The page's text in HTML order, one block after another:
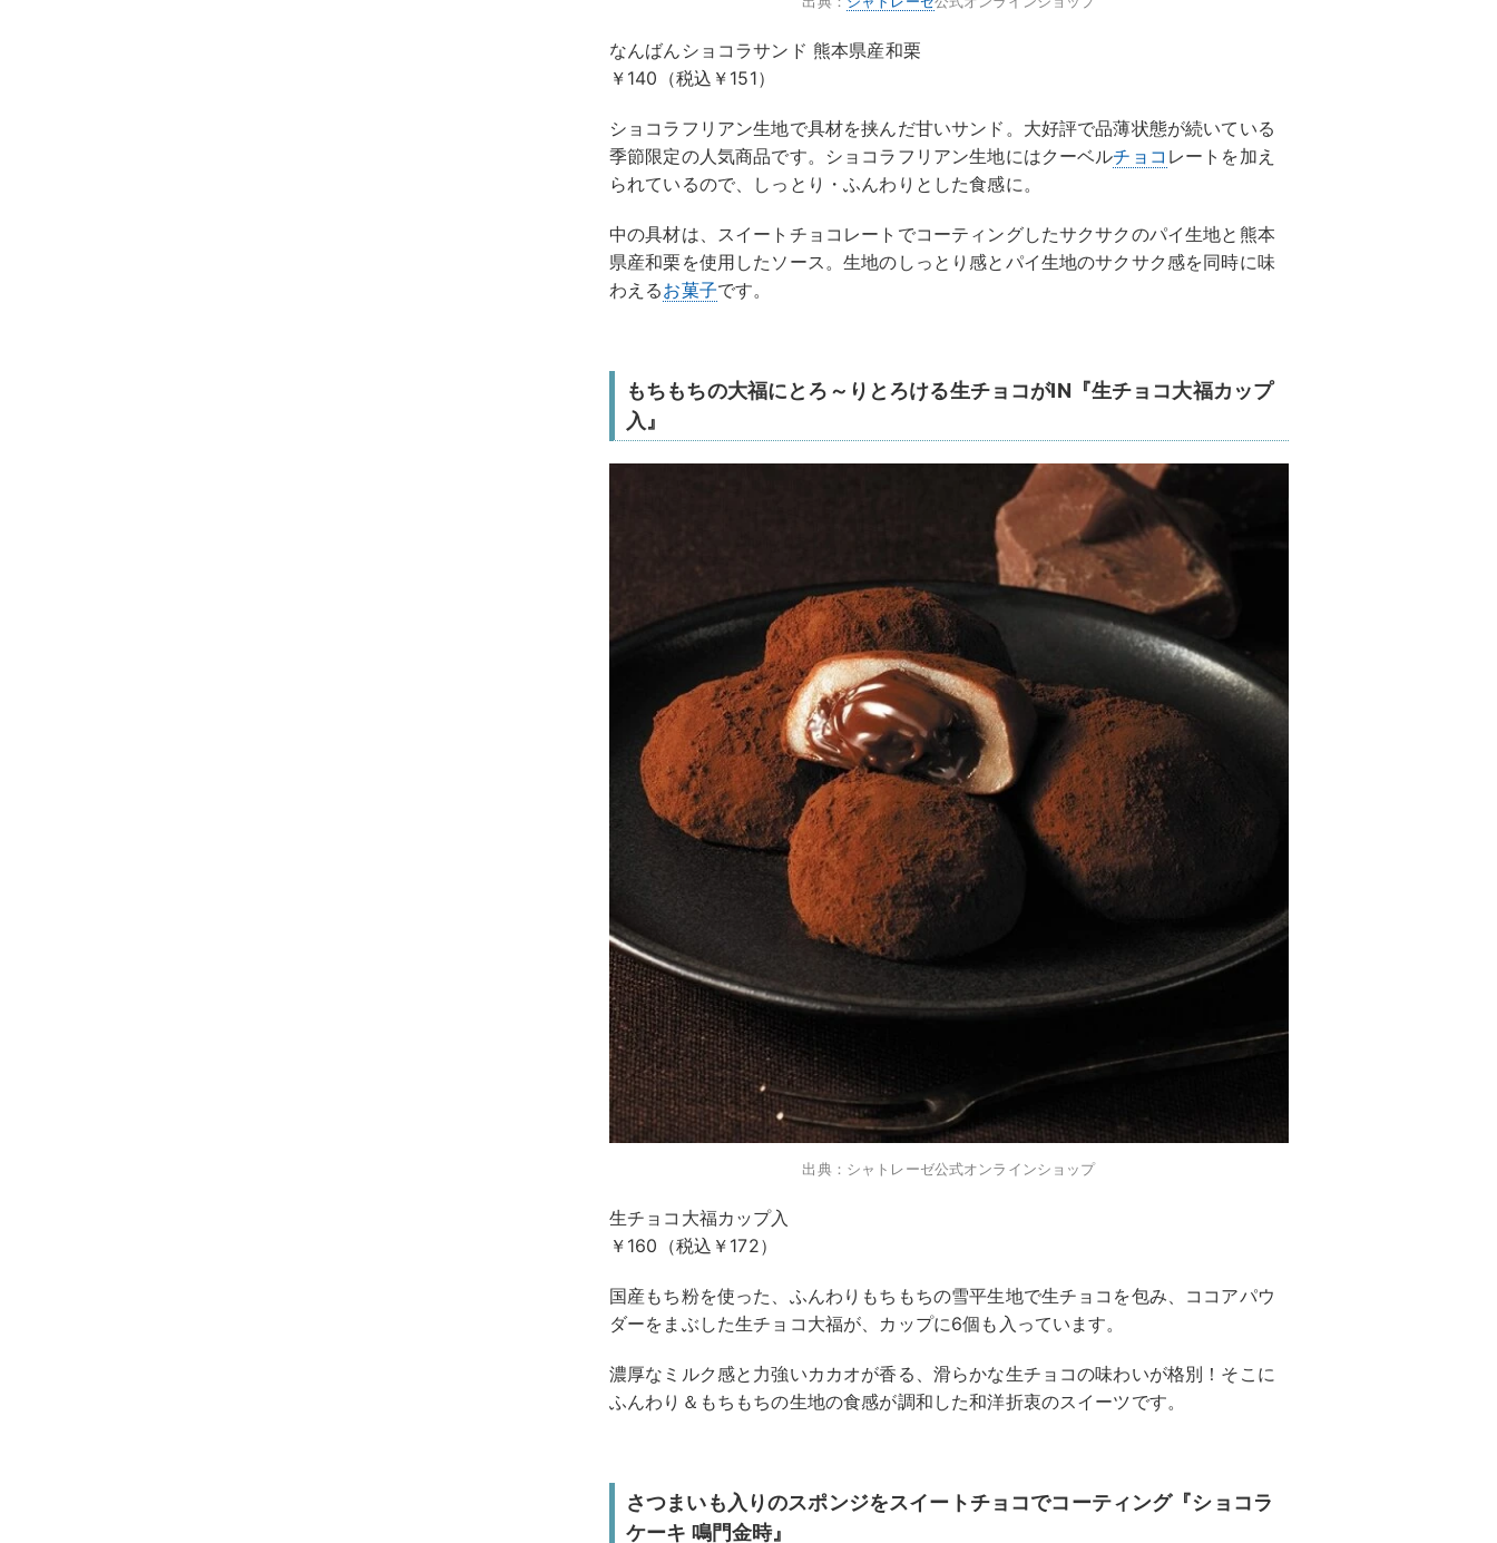
なんばんショコラサンド 熊本県産和栗
￥140（税込￥151）
ショコラフリアン生地で具材を挟んだ甘いサンド。大好評で品薄状態が続いている
季節限定の人気商品です。ショコラフリアン生地にはクーベルチョコ レートを加え
られているので、しっとり・ふんわりとした食感に。
中の具材は、スイートチョコレートでコーティングしたサクサクのパイ生地と熊本
県産和栗を使用したソース。生地のしっとり感とパイ生地のサクサク感を同時に味
わえるお菓子です。
もちもちの大福にとろ～りとろける生チョコがIN『生チョコ大福カップ
入』
出典：シャトレーゼ公式オンラインショップ
生チョコ大福カップ入
￥160（税込￥172）
国産もち粉を使った、ふんわりもちもちの雪平生地で生チョコを包み、ココアパウ
ダーをまぶした生チョコ大福が、カップに6個も入っています。
濃厚なミルク感と力強いカカオが香る、滑らかな生チョコの味わいが格別！そこに
ふんわり＆もちもちの生地の食感が調和した和洋折衷のスイーツです。
さつまいも入りのスポンジをスイートチョコでコーティング『ショコラ
ケーキ 鳴門金時』